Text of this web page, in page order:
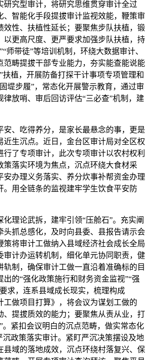
研究型审计，将研究思维贯穿审计全过
、智能化手段提拔审计监视效能，鞭策审
效性、扶植性延长；要聚焦步队扶植，锻
以更高尺度、更严要求加强步队扶植，持
师带徒”等培训机制，环绕大数据审计、
范畴提拔干部专业能力，夯实能查能说能
扶植，开展防备打探干计事项专项管理和
堤步履”，常态化开展警示教育，通过审
律放哨、审后回访评估“三必查”机制，建
、吃得养分，是家长最悬念的事，更是
近生沉点。近日，金台区审计局对全区权
行了专项审计，此次专项审计以农村权利
策落实环境为焦点，沉点环绕大食材采
安办理义务落实、养分炊事补帮资金办理
。用全链条的监视建牢学生饮食平安防
理论武拆，建牢引领“压舱石”。充实阐
头抓总感化，及时向县委、县报告请示会
策将审计工做纳入县域经济社会成长全局
审计办运转机制，细化单元协同职责，健
轨制，确保审计工做一直沿着准确标的目
出的“强化政策施行和财务资金监视”“强
求，连系县域成长现实，梳理构成
工做项目打算》，将会议为谋划工做的
、提拔质效的能力；要聚焦从责从业，打
。紧扣会议明白的沉点范畴，做实常态化
沉政策落实审计。紧盯严沉决策摆设及地
县域的落地成效，沉点环绕村落复兴、保